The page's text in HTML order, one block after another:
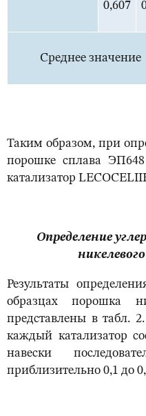
0,607
Среднее значение
Таким образом, при
порошке сплава ЭП648
катализатор
Определение
Результаты
образцах порошка
представлены в табл.
каждый катализатор
навески
приблизительно 0,1 до